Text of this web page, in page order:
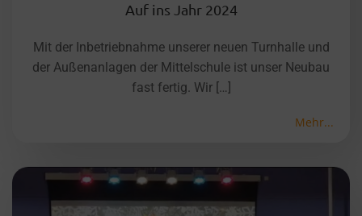
Auf ins Jahr 2024
Mit der Inbetriebnahme unserer neuen Turnhalle und
der Außenanlagen der Mittelschule ist unser Neubau
fast fertig. Wir […]
Mehr...